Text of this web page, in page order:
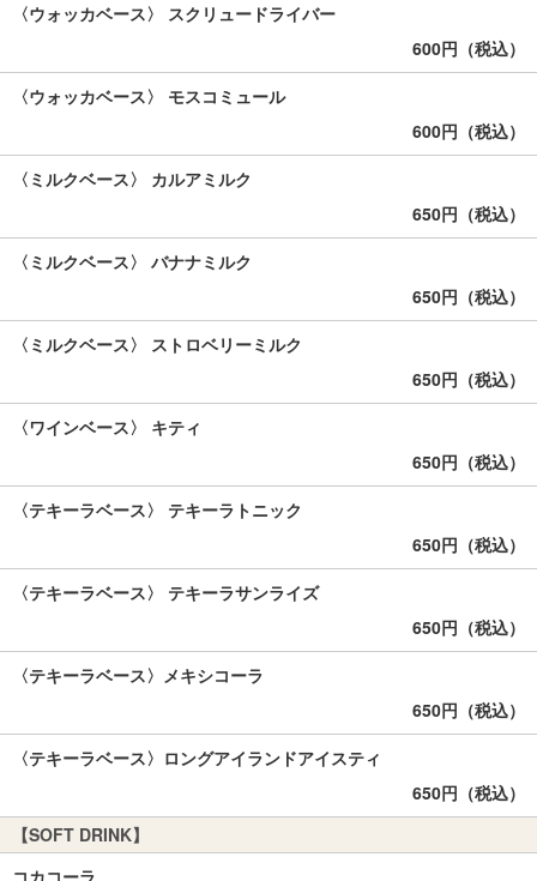
〈ウォッカベース〉 スクリュードライバー
600円（税込）
〈ウォッカベース〉 モスコミュール
600円（税込）
〈ミルクベース〉 カルアミルク
650円（税込）
〈ミルクベース〉 バナナミルク
650円（税込）
〈ミルクベース〉 ストロベリーミルク
650円（税込）
〈ワインベース〉 キティ
650円（税込）
〈テキーラベース〉 テキーラトニック
650円（税込）
〈テキーラベース〉 テキーラサンライズ
650円（税込）
〈テキーラベース〉メキシコーラ
650円（税込）
〈テキーラベース〉ロングアイランドアイスティ
650円（税込）
【SOFT DRINK】
コカコーラ